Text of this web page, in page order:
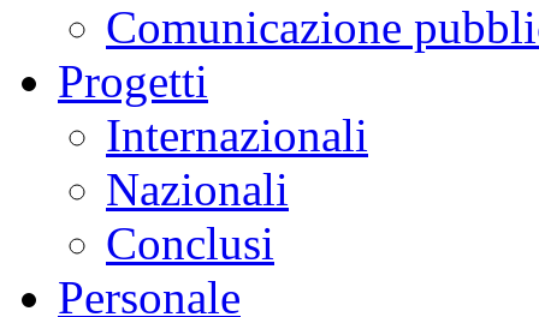
Comunicazione
Progetti
Internazionali
Nazionali
Conclusi
Personale